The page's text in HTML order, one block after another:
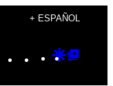
+ ESPAÑOL
Instagram
TikTok
YouTube
Google